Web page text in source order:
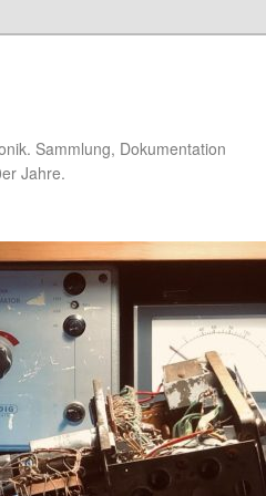
Sammlung, Dokumentation
Jahre.